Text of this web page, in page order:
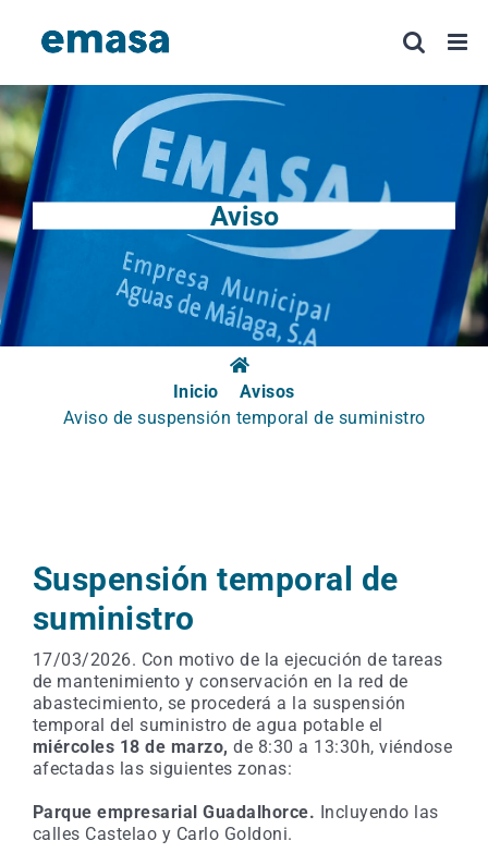
Aviso
Inicio
Avisos
Aviso de suspensión temporal de suministro
Suspensión temporal de
suministro
17/03/2026. Con motivo de la ejecución de tareas
de mantenimiento y conservación en la red de
abastecimiento, se procederá a la suspensión
temporal del suministro de agua potable el
miércoles 18 de marzo, de 8:30 a 13:30h, viéndose
afectadas las siguientes zonas:
Parque empresarial Guadalhorce. Incluyendo las
calles Castelao y Carlo Goldoni.